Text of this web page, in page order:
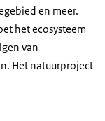
en meer.
het ecosysteem
van
Het natuurproject